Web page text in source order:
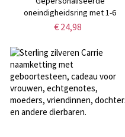
oneindigheidsring met 1-6
geboortestenen en gegraveerde
met geboortestenen,
verjaardags-/Moederdagcadeau
voor haar/moeder/oma
€ 24,98